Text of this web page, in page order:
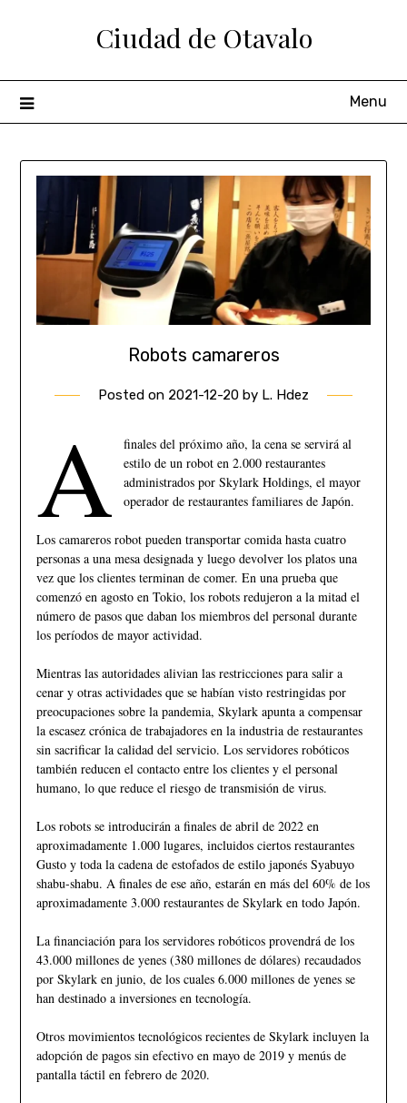
Ciudad de Otavalo
Menu
Robots camareros
Posted on 2021-12-20 by L. Hdez
A
finales del próximo año, la cena se servirá al
estilo de un robot en 2.000 restaurantes
administrados por Skylark Holdings, el mayor
operador de restaurantes familiares de Japón.
Los camareros robot pueden transportar comida hasta cuatro
personas a una mesa designada y luego devolver los platos una
vez que los clientes terminan de comer. En una prueba que
comenzó en agosto en Tokio, los robots redujeron a la mitad el
número de pasos que daban los miembros del personal durante
los períodos de mayor actividad.
Mientras las autoridades alivian las restricciones para salir a
cenar y otras actividades que se habían visto restringidas por
preocupaciones sobre la pandemia, Skylark apunta a compensar
la escasez crónica de trabajadores en la industria de restaurantes
sin sacrificar la calidad del servicio. Los servidores robóticos
también reducen el contacto entre los clientes y el personal
humano, lo que reduce el riesgo de transmisión de virus.
Los robots se introducirán a finales de abril de 2022 en
aproximadamente 1.000 lugares, incluidos ciertos restaurantes
Gusto y toda la cadena de estofados de estilo japonés Syabuyo
shabu-shabu. A finales de ese año, estarán en más del 60% de los
aproximadamente 3.000 restaurantes de Skylark en todo Japón.
La financiación para los servidores robóticos provendrá de los
43.000 millones de yenes (380 millones de dólares) recaudados
por Skylark en junio, de los cuales 6.000 millones de yenes se
han destinado a inversiones en tecnología.
Otros movimientos tecnológicos recientes de Skylark incluyen la
adopción de pagos sin efectivo en mayo de 2019 y menús de
pantalla táctil en febrero de 2020.